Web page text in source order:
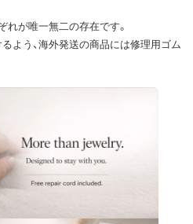
れが唯一無二の存在です。
よう、海外発送の商品には修理用ゴム